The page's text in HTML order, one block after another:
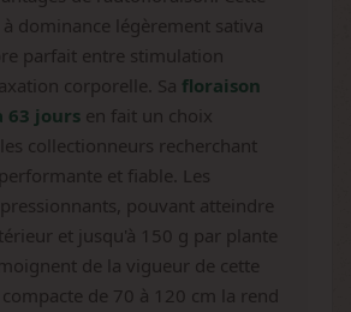
dominance légèrement sativa
parfait entre stimulation
corporelle. Sa floraison
63 jours en fait un choix
collectionneurs recherchant
et fiable. Les
pouvant atteindre
et jusqu'à 150 g par plante
de la vigueur de cette
compacte de 70 à 120 cm la rend